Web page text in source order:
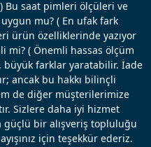
Bu saat pimleri ölçüleri ve
mu? ( En ufak fark
ürün özelliklerinde yazıyor
mi? ( Önemli hassas ölçüm
büyük farklar yaratabilir. İade
ancak bu hakkı bilinçli
de diğer müşterilerimize
Sizlere daha iyi hizmet
bir alışveriş topluluğu
için teşekkür ederiz.